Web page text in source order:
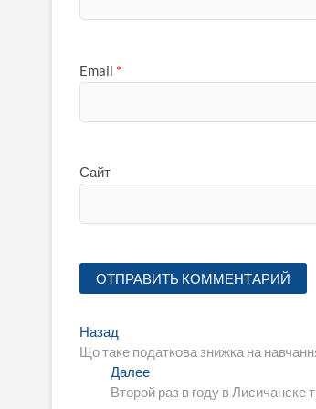
Email *
Сайт
Навигация
по
записям
Назад
запись:
Що таке податкова знижка на
ДалееСледующая
запись:
Второй раз в году в